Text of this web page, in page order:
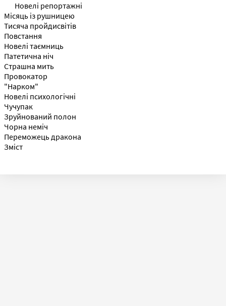
Новелі репортажні
Місяць із рушницею
Тисяча пройдисвітів
Повстання
Новелі таємниць
Патетична ніч
Страшна мить
Провокатор
"Нарком"
Новелі психологічні
Чучупак
Зруйнований полон
Чорна неміч
Переможець дракона
Зміст